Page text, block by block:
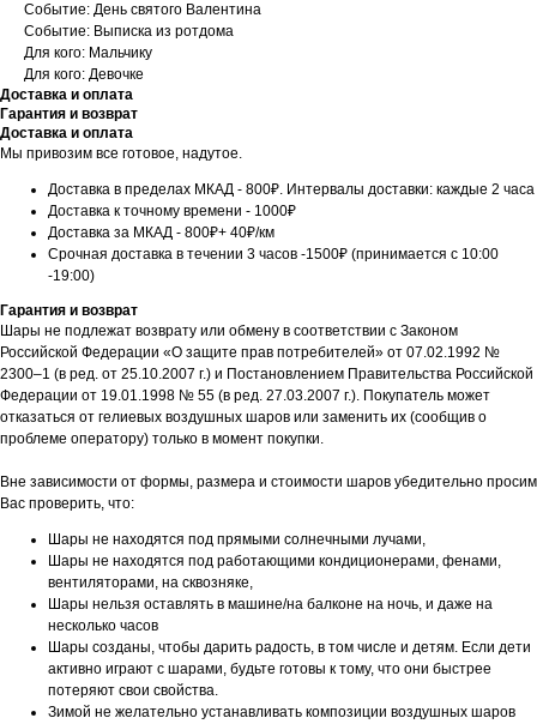
Событие: День святого Валентина
Событие: Выписка из ротдома
Для кого: Мальчику
Для кого: Девочке
Доставка и оплата
Гарантия и возврат
Доставка и оплата
Мы привозим все готовое, надутое.
Доставка в пределах МКАД - 800₽. Интервалы доставки: каждые 2 часа
Доставка к точному времени - 1000₽
Доставка за МКАД - 800₽+ 40₽/км
Срочная доставка в течении 3 часов -1500₽ (принимается с 10:00
-19:00)
Гарантия и возврат
Шары не подлежат возврату или обмену в соответствии с Законом
Российской Федерации «О защите прав потребителей» от 07.02.1992 №
2300–1 (в ред. от 25.10.2007 г.) и Постановлением Правительства Российской
Федерации от 19.01.1998 № 55 (в ред. 27.03.2007 г.). Покупатель может
отказаться от гелиевых воздушных шаров или заменить их (сообщив о
проблеме оператору) только в момент покупки.
Вне зависимости от формы, размера и стоимости шаров убедительно просим
Вас проверить, что:
Шары не находятся под прямыми солнечными лучами,
Шары не находятся под работающими кондиционерами, фенами,
вентиляторами, на сквозняке,
Шары нельзя оставлять в машине/на балконе на ночь, и даже на
несколько часов
Шары созданы, чтобы дарить радость, в том числе и детям. Если дети
активно играют с шарами, будьте готовы к тому, что они быстрее
потеряют свои свойства.
Зимой не желательно устанавливать композиции воздушных шаров